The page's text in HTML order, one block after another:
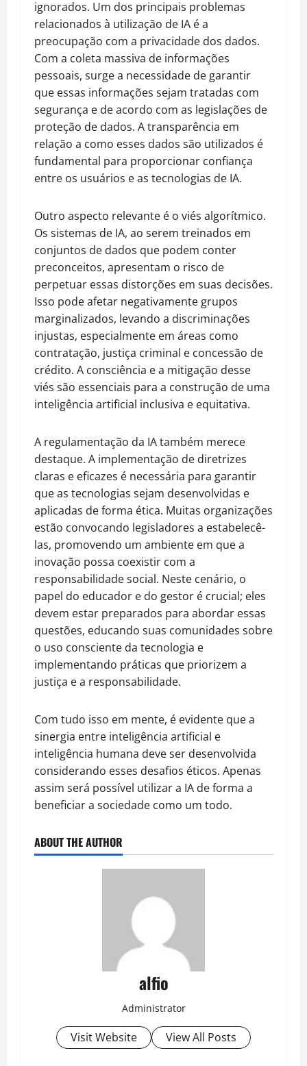
ignorados. Um dos principais problemas
relacionados à utilização de IA é a
preocupação com a privacidade dos dados.
Com a coleta massiva de informações
pessoais, surge a necessidade de garantir
que essas informações sejam tratadas com
segurança e de acordo com as legislações de
proteção de dados. A transparência em
relação a como esses dados são utilizados é
fundamental para proporcionar confiança
entre os usuários e as tecnologias de IA.
Outro aspecto relevante é o viés algorítmico.
Os sistemas de IA, ao serem treinados em
conjuntos de dados que podem conter
preconceitos, apresentam o risco de
perpetuar essas distorções em suas decisões.
Isso pode afetar negativamente grupos
marginalizados, levando a discriminações
injustas, especialmente em áreas como
contratação, justiça criminal e concessão de
crédito. A consciência e a mitigação desse
viés são essenciais para a construção de uma
inteligência artificial inclusiva e equitativa.
A regulamentação da IA também merece
destaque. A implementação de diretrizes
claras e eficazes é necessária para garantir
que as tecnologias sejam desenvolvidas e
aplicadas de forma ética. Muitas organizações
estão convocando legisladores a estabelecê-
las, promovendo um ambiente em que a
inovação possa coexistir com a
responsabilidade social. Neste cenário, o
papel do educador e do gestor é crucial; eles
devem estar preparados para abordar essas
questões, educando suas comunidades sobre
o uso consciente da tecnologia e
implementando práticas que priorizem a
justiça e a responsabilidade.
Com tudo isso em mente, é evidente que a
sinergia entre inteligência artificial e
inteligência humana deve ser desenvolvida
considerando esses desafios éticos. Apenas
assim será possível utilizar a IA de forma a
beneficiar a sociedade como um todo.
ABOUT THE AUTHOR
alfio
Administrator
Visit Website View All Posts